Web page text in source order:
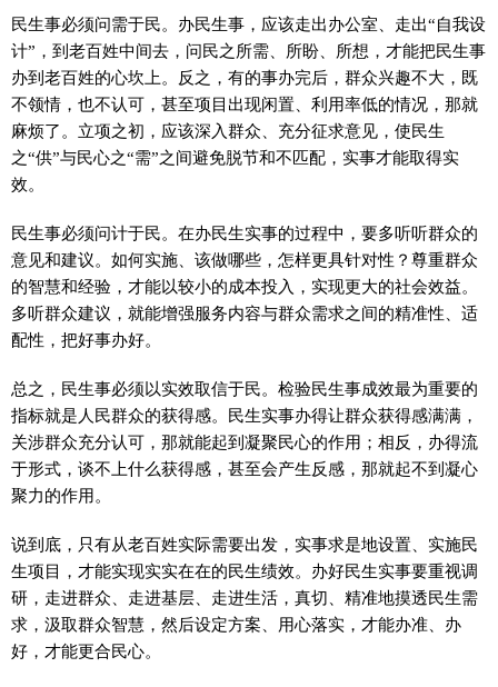
民生事必须问需于民。办民生事，应该走出办公室、走出“自我设
计”，到老百姓中间去，问民之所需、所盼、所想，才能把民生事
办到老百姓的心坎上。反之，有的事办完后，群众兴趣不大，既
不领情，也不认可，甚至项目出现闲置、利用率低的情况，那就
麻烦了。立项之初，应该深入群众、充分征求意见，使民生
之“供”与民心之“需”之间避免脱节和不匹配，实事才能取得实
效。
民生事必须问计于民。在办民生实事的过程中，要多听听群众的
意见和建议。如何实施、该做哪些，怎样更具针对性？尊重群众
的智慧和经验，才能以较小的成本投入，实现更大的社会效益。
多听群众建议，就能增强服务内容与群众需求之间的精准性、适
配性，把好事办好。
总之，民生事必须以实效取信于民。检验民生事成效最为重要的
指标就是人民群众的获得感。民生实事办得让群众获得感满满，
关涉群众充分认可，那就能起到凝聚民心的作用；相反，办得流
于形式，谈不上什么获得感，甚至会产生反感，那就起不到凝心
聚力的作用。
说到底，只有从老百姓实际需要出发，实事求是地设置、实施民
生项目，才能实现实实在在的民生绩效。办好民生实事要重视调
研，走进群众、走进基层、走进生活，真切、精准地摸透民生需
求，汲取群众智慧，然后设定方案、用心落实，才能办准、办
好，才能更合民心。